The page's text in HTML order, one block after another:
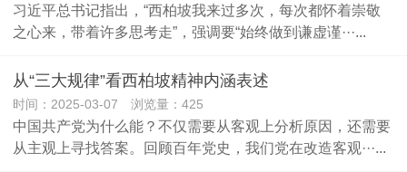
习近平总书记指出，“西柏坡我来过多次，每次都怀着崇敬
之心来，带着许多思考走”，强调要“始终做到谦虚谨···...
从“三大规律”看西柏坡精神内涵表述
时间：2025-03-07 浏览量：425
中国共产党为什么能？不仅需要从客观上分析原因，还需要
从主观上寻找答案。回顾百年党史，我们党在改造客观···...